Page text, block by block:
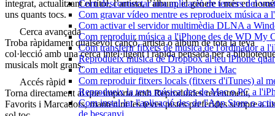
Com desconnectar una aplicació de tercers del
Com gravar vídeo mentre es reprodueix música a
Com activar el servidor multimèdia DLNA a
Com reproduir música a l'iPhone des de WD My
Com transferir fitxers de música de l'ordinador a
Reprodueix música de Dropbox al teu iPhone
Com editar etiquetes ID3 a iPhone i Mac
Com reproduir fitxers locals (fitxers d'iTunes) al
Reprodueix la teva música des de Mac o PC a
Com instal·lar l'aplicació des de l'App Store o
de bescanvi
integrat, actualitzant el títol, l’artista, l’àlbum, el gènere i més en
uns quants tocs.
Cerca avançada
Troba ràpidament qualsevol cançó, artista o àlbum de tota la teva
col·lecció amb una cerca intel·ligent i ràpida pensada per a
musicals molt grans.
Accés ràpid
Torna directament al que importa amb Reproduïdes recentment,
Favorits i Marcadors, mantenint les teves pistes preferides sempre a